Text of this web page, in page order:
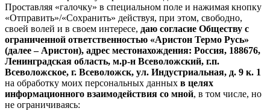
Проставляя «галочку» в специальном поле и нажимая кнопку
«Отправить»/«Сохранить» действуя, при этом, свободно,
своей волей и в своем интересе, даю согласие Обществу с
ограниченной ответственностью «Аристон Термо Русь»
(далее – Аристон), адрес местонахождения: Россия, 188676,
Ленинградская область, м.р-н Всеволожский, г.п.
Всеволожское, г. Всеволожск, ул. Индустриальная, д. 9 к. 1
на обработку моих персональных данных в целях
информационного взаимодействия со мной, в том числе, но
не ограничиваясь: